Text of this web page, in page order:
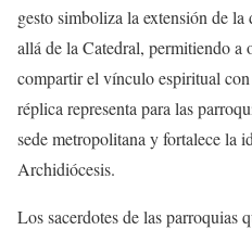
gesto simboliza la extensión de
allá de la Catedral, permitiendo a
compartir el vínculo espiritual
réplica representa para las
sede metropolitana y fortalece la
Archidiócesis.
Los sacerdotes de las parroquias